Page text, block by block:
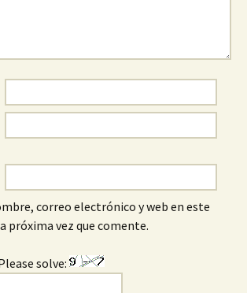
correo electrónico y web en este
próxima vez que comente.
solve: